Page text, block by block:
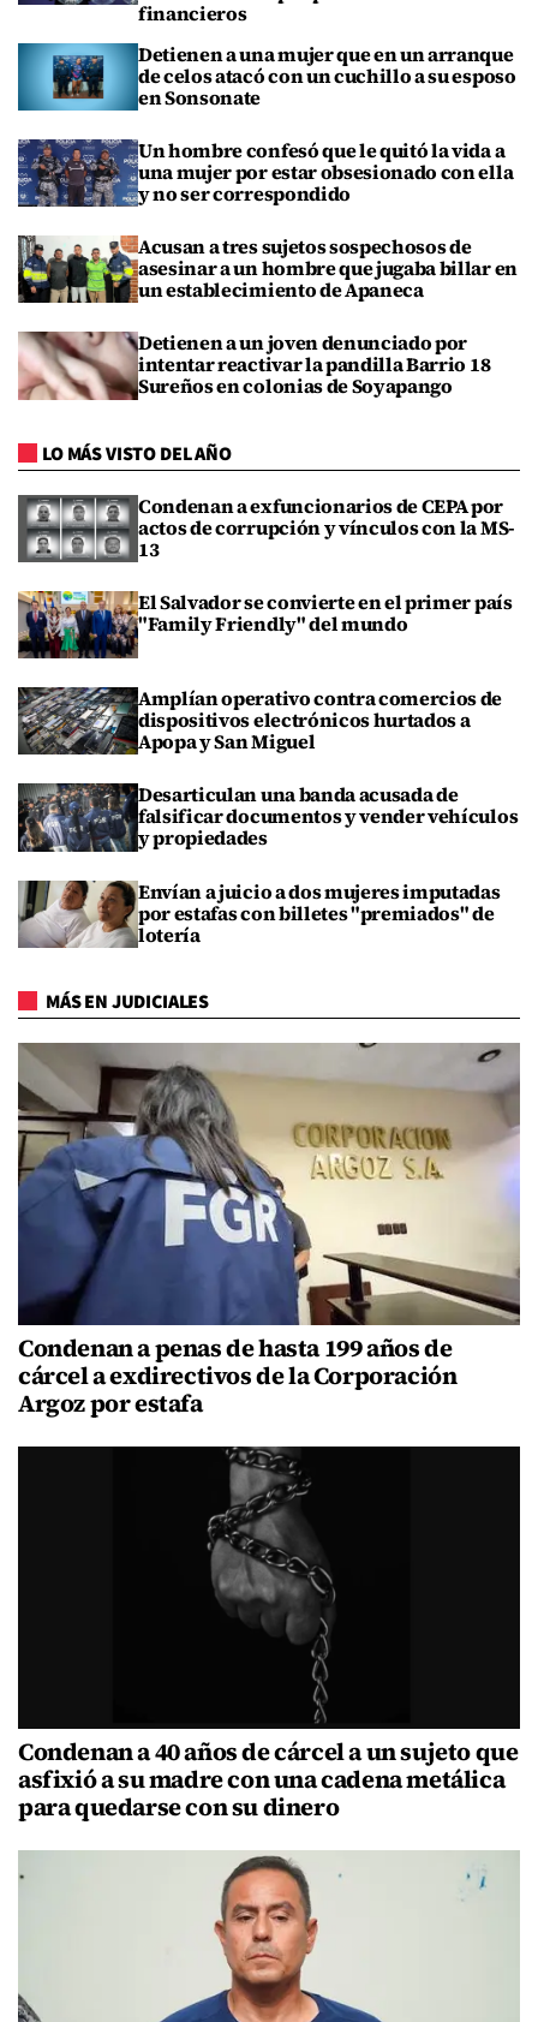
financieros
Detienen a una mujer que en un arranque
de celos atacó con un cuchillo a su esposo
en Sonsonate
Un hombre confesó que le quitó la vida a
una mujer por estar obsesionado con ella
y no ser correspondido
Acusan a tres sujetos sospechosos de
asesinar a un hombre que jugaba billar en
un establecimiento de Apaneca
Detienen a un joven denunciado por
intentar reactivar la pandilla Barrio 18
Sureños en colonias de Soyapango
LO MÁS VISTO DEL AÑO
Condenan a exfuncionarios de CEPA por
actos de corrupción y vínculos con la MS-
13
El Salvador se convierte en el primer país
"Family Friendly" del mundo
Amplían operativo contra comercios de
dispositivos electrónicos hurtados a
Apopa y San Miguel
Desarticulan una banda acusada de
falsificar documentos y vender vehículos
y propiedades
Envían a juicio a dos mujeres imputadas
por estafas con billetes "premiados" de
lotería
MÁS EN JUDICIALES
Condenan a penas de hasta 199 años de
cárcel a exdirectivos de la Corporación
Argoz por estafa
Condenan a 40 años de cárcel a un sujeto que
asfixió a su madre con una cadena metálica
para quedarse con su dinero